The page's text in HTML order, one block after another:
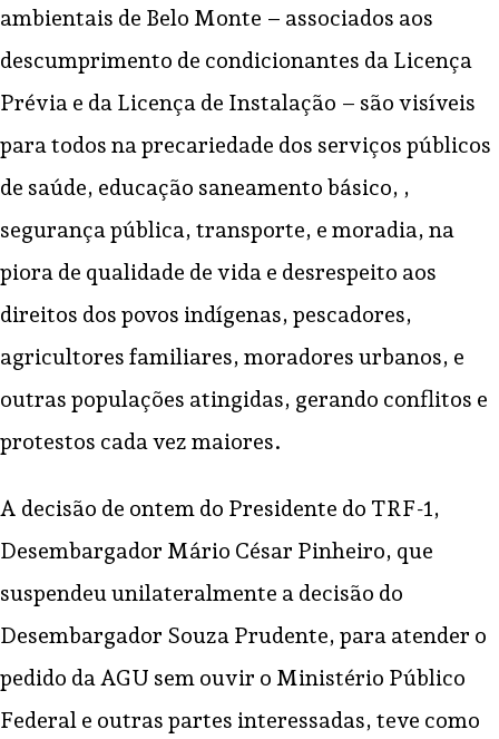
ambientais de Belo Monte – associados aos
descumprimento de condicionantes da Licença
Prévia e da Licença de Instalação – são visíveis
para todos na precariedade dos serviços públicos
de saúde, educação saneamento básico, ,
segurança pública, transporte, e moradia, na
piora de qualidade de vida e desrespeito aos
direitos dos povos indígenas, pescadores,
agricultores familiares, moradores urbanos, e
outras populações atingidas, gerando conflitos e
protestos cada vez maiores.
A decisão de ontem do Presidente do TRF-1,
Desembargador Mário César Pinheiro, que
suspendeu unilateralmente a decisão do
Desembargador Souza Prudente, para atender o
pedido da AGU sem ouvir o Ministério Público
Federal e outras partes interessadas, teve como